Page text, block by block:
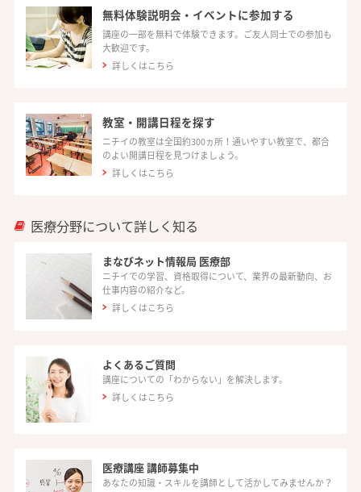
無料体験説明会・イベントに参加する
講座の一部を無料で体験できます。ご友人同士での参加も
大歓迎です。
詳しくはこちら
教室・開講日程を探す
ニチイの教室は全国約300ヵ所！通いやすい教室で、都合
のよい開講日程を見つけましょう。
詳しくはこちら
医療分野について詳しく知る
まなびネット情報局 医療部
ニチイでの学習、資格取得について、業界の最新動向、お
仕事内容の紹介など。
詳しくはこちら
よくあるご質問
講座についての「わからない」を解決します。
詳しくはこちら
医療講座 講師募集中
あなたの知識・スキルを講師として活かしてみませんか？